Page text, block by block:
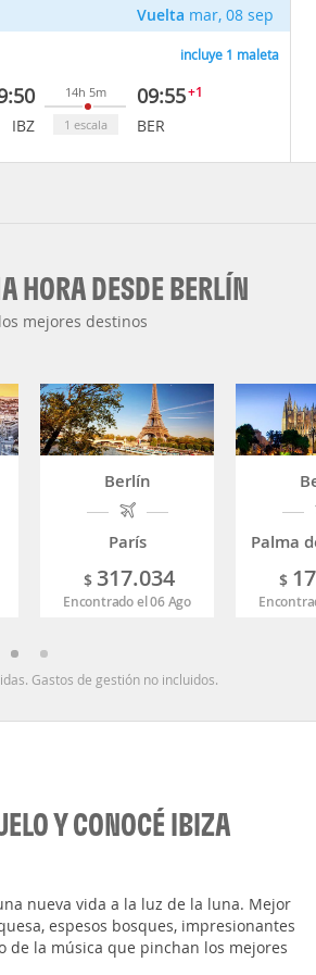
Vuelta mar, 08 sep
incluye 1 maleta
IBZ
14h 5m
1 escala
09:55+1
BER
HORA DESDE BERLÍN
mejores destinos
Berlín
París
$ 317.034
Encontrado el 06 Ago
Palma
$
Gastos de gestión no incluidos.
Y CONOCÉ IBIZA
nueva vida a la luz de la luna. Mejor
espesos bosques, impresionantes
la música que pinchan los mejores